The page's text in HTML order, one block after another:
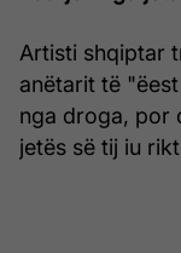
Artisti shqiptar
anëtarit të
nga droga, por
jetës së tij iu